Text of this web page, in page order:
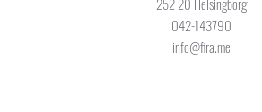
042-143790
info@fira.me